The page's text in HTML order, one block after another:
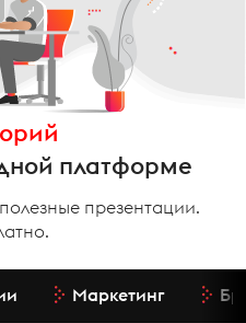
платформе
презентации.
Маркетинг